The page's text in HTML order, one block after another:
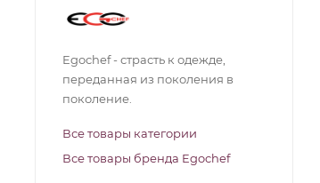
Egochef - страсть к одежде,
переданная из поколения в
поколение.
Все товары категории
Все товары бренда Egochef